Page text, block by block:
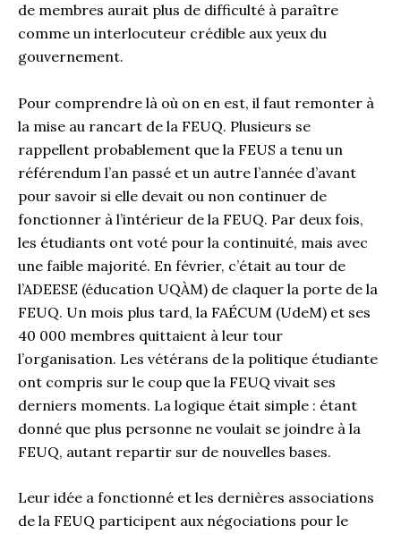
de membres aurait plus de difficulté à paraître
comme un interlocuteur crédible aux yeux du
gouvernement.
Pour comprendre là où on en est, il faut remonter à
la mise au rancart de la FEUQ. Plusieurs se
rappellent probablement que la FEUS a tenu un
référendum l’an passé et un autre l’année d’avant
pour savoir si elle devait ou non continuer de
fonctionner à l’intérieur de la FEUQ. Par deux fois,
les étudiants ont voté pour la continuité, mais avec
une faible majorité. En février, c’était au tour de
l’ADEESE (éducation UQÀM) de claquer la porte de la
FEUQ. Un mois plus tard, la FAÉCUM (UdeM) et ses
40 000 membres quittaient à leur tour
l’organisation. Les vétérans de la politique étudiante
ont compris sur le coup que la FEUQ vivait ses
derniers moments. La logique était simple : étant
donné que plus personne ne voulait se joindre à la
FEUQ, autant repartir sur de nouvelles bases.
Leur idée a fonctionné et les dernières associations
de la FEUQ participent aux négociations pour le